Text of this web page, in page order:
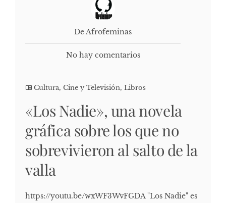
De Afrofeminas
No hay comentarios
Cultura, Cine y Televisión, Libros
«Los Nadie», una novela
gráfica sobre los que no
sobrevivieron al salto de la
valla
https://youtu.be/wxWF3WvFGDA "Los Nadie" es